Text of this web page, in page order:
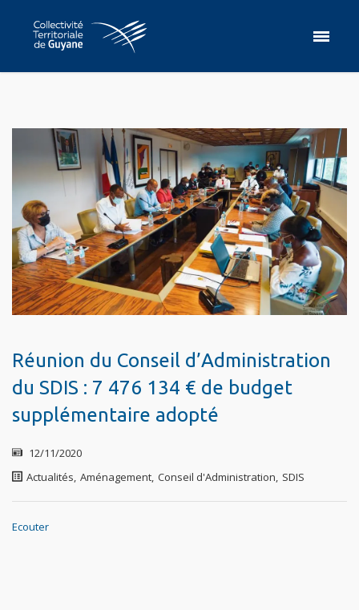
Réunion du Conseil d’Administration
du SDIS : 7 476 134 € de budget
supplémentaire adopté
12/11/2020
Actualités, Aménagement, Conseil d'Administration, SDIS
Ecouter